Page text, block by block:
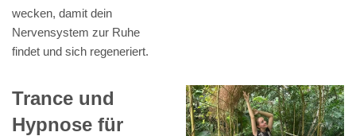
wecken, damit dein
Nervensystem zur Ruhe
findet und sich regeneriert.
Trance und
Hypnose für